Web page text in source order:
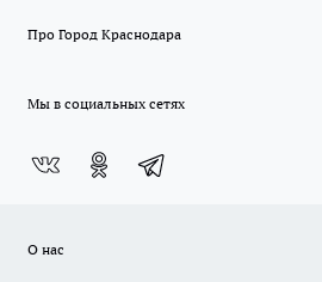
Про Город Краснодара
Мы в социальных сетях
О нас